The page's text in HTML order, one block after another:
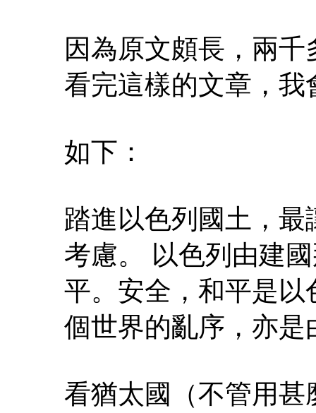
因為原文頗長，兩
看完這樣的文章，我
如下：
踏進以色列國土，
考慮。 以色列由建
平。安全，和平是
個世界的亂序，亦
看猶太國（不管用